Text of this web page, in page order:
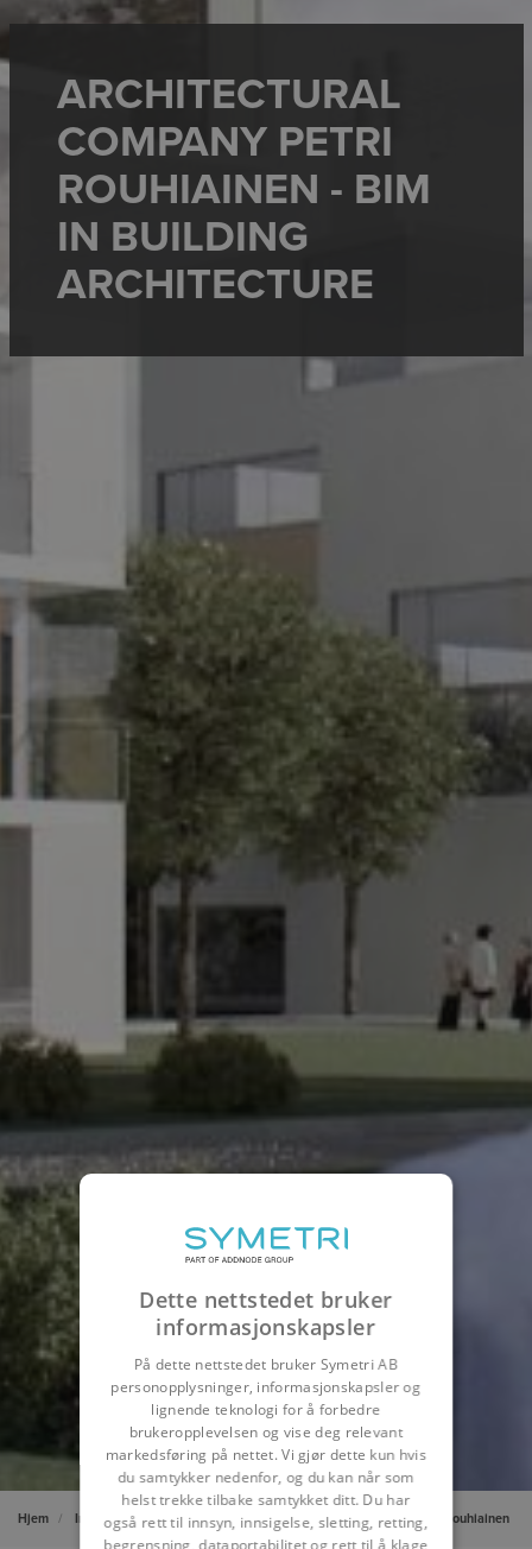
ARCHITECTURAL
COMPANY PETRI
ROUHIAINEN - BIM
IN BUILDING
ARCHITECTURE
Hjem Innsikter Kundereferanser Architectural Company Petri Rouhiainen
Dette nettstedet bruker
informasjonskapsler
På dette nettstedet bruker Symetri AB
personopplysninger, informasjonskapsler og
lignende teknologi for å forbedre
brukeropplevelsen og vise deg relevant
markedsføring på nettet. Vi gjør dette kun hvis
du samtykker nedenfor, og du kan når som
helst trekke tilbake samtykket ditt. Du har
også rett til innsyn, innsigelse, sletting, retting,
begrensning, dataportabilitet og rett til å klage